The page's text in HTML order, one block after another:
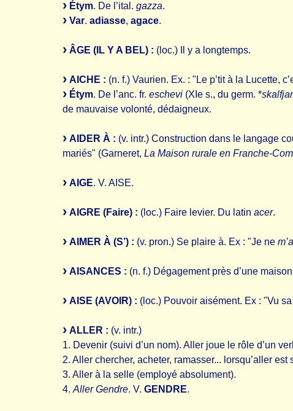
Étym. De l’ital. gazza.
Var. adiasse, agace.
ÂGE (IL Y A BEL) : (loc.) Il y a longtemps.
AICHE : (n. f.) Vaurien. Ex. : "Le p’tit à la Lucette,
Étym. De l’anc. fr. eschevi (XIe s., du germ. *
de mauvaise volonté, dédaigneux.
AIDER À : (v. intr.) Construction dans le langage
mariés" (Garneret, La Maison rurale en Franche-
AIGE. V. AISE.
AIGRE (Faire) : (loc.) Faire levier. Du latin acer.
AIMER À (S’) : (v. pron.) Se plaire à. Ex : "Je ne
AISANCES : (n. f.) Dégagement près d’une
AISE (AVOIR) : (loc.) Pouvoir aisément. Ex : "Vu
ALLER : (v. intr.)
1. Devenir (suivi d’un nom). Aller joue le rôle d’un
2. Aller chercher, acheter, ramasser... lorsqu’aller
3. Aller à la selle (employé absolument).
4. Aller Gendre. V. GENDRE.